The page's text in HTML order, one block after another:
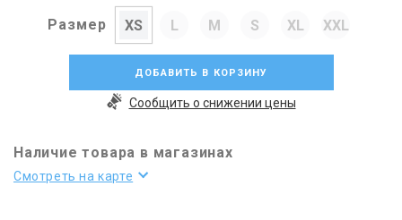
Размер XS L M S XL XXL
ДОБАВИТЬ В КОРЗИНУ
Сообщить о снижении цены
Наличие товара в магазинах
Смотреть на карте